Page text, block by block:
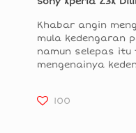
Khabar angin
mula kedengaran
namun selepas
mengenainya
100